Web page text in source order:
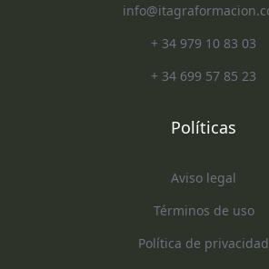
+ 34 979 10 83 03
+ 34 699 57 85 23
Políticas
Aviso legal
Términos de uso
Política de privacidad